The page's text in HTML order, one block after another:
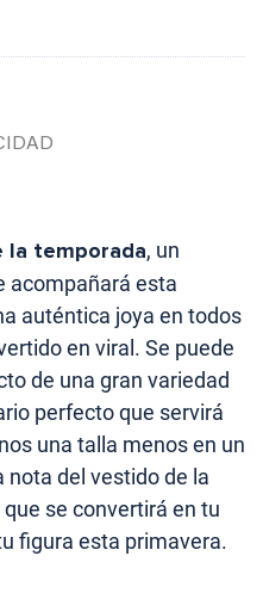
la temporada, un
acompañará esta
auténtica joya en todos
en viral. Se puede
de una gran variedad
perfecto que servirá
una talla menos en un
nota del vestido de la
se convertirá en tu
figura esta primavera.